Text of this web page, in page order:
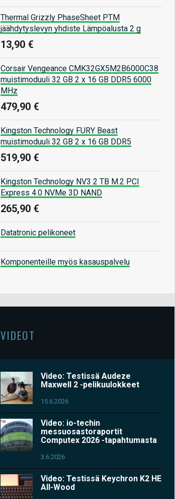
Thermal Grizzly PhaseSheet PTM
jäähdytyslevyn yhdiste Lämpöalusta 2 g
13,90 €
Corsair Vengeance CMK32GX5M2B6000C38
muistimoduuli 32 GB 2 x 16 GB DDR5 6000
MHz
479,90 €
Kingston Technology FURY Beast
muistimoduuli 32 GB 2 x 16 GB DDR5
519,90 €
Kingston Technology NV3 2 TB M.2 PCI
Express 4.0 NVMe 3D NAND
265,90 €
Datatronic pelikoneet
Komponenteille myös kasauspalvelu
VIDEOT
Video: Testissä Audeze
Maxwell 2 -pelikuulokkeet
15.6.2026
Video: io-techin
messuosastoraportit
Computex 2026 -tapahtumasta
3.6.2026
Video: Testissä Keychron K2 HE
All-Wood